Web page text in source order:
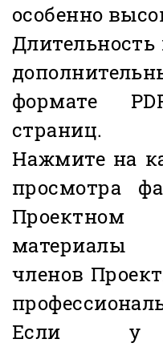
особенно
формате
страниц.
Нажмите на
просмотра
Проектном
членов
Если